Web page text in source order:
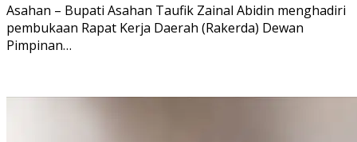
Asahan – Bupati Asahan Taufik Zainal Abidin menghadiri
pembukaan Rapat Kerja Daerah (Rakerda) Dewan
Pimpinan…